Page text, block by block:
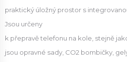
praktický úložný prostor s
Jsou určeny
k přepravě telefonu na kole, stejně
jsou opravné sady, CO2 bombičky,